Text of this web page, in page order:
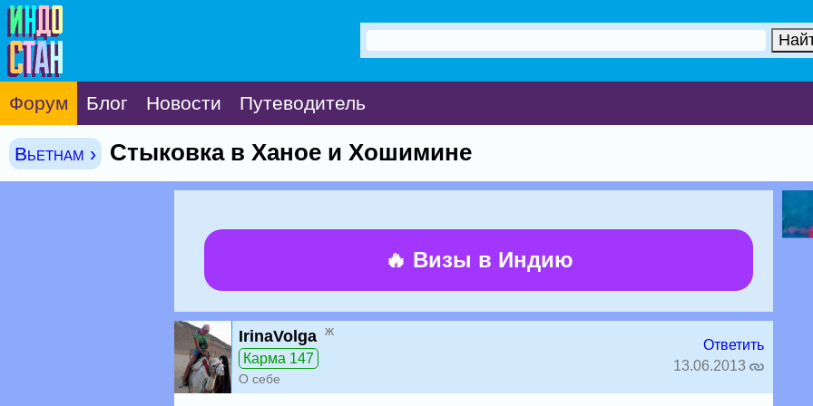
Форум Блог Новости Путеводитель
Вьетнам › Стыковка в Ханое и Хошимине
🔥 Визы в Индию
IrinaVolga ж
Карма 147
О себе
Ответить
13.06.2013